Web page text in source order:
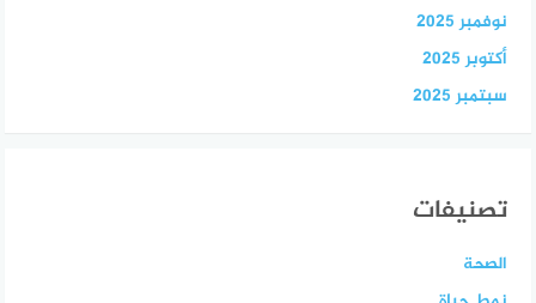
نوفمبر 2025
أكتوبر 2025
سبتمبر 2025
تصنيفات
الصحة